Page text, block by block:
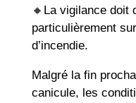
🔸La vigilance doit
particulièrement
d’incendie.
Malgré la fin
canicule, les